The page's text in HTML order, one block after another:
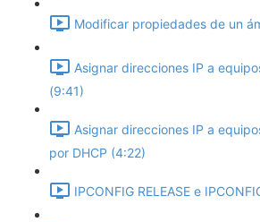
Modificar propiedades de un
Asignar direcciones IP a
(9:41)
Asignar direcciones IP a
por DHCP (4:22)
IPCONFIG RELEASE e